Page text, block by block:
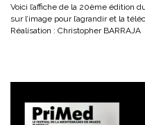
Voici l’affiche de la 20ème édition
sur l’image pour l’agrandir et la
Réalisation : Christopher BARRAJA